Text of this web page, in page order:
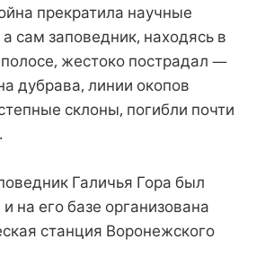
прекратила научные
сам заповедник, находясь в
жестоко пострадал —
дубрава, линии окопов
склоны, погибли почти
Галичья Гора был
на его базе организована
станция Воронежского